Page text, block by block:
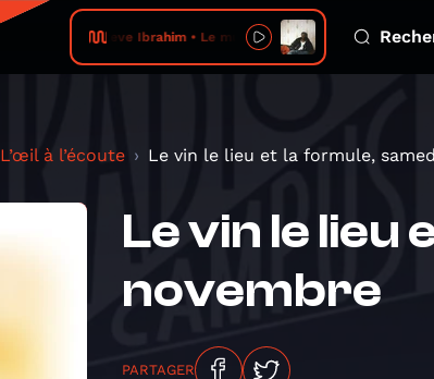
Steve Ibrahim • Le mur du salon
L’œil à l’écoute Le vin le lieu et la formule,
Le vin le lieu
novembre
PARTAGER